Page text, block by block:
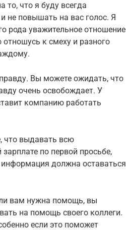
что я буду всегда
не повышать на вас голос. Я
рода уважительное отношение
к смеху и разного
Вы можете ожидать, что
очень освобождает. У
компанию работать
что выдавать всю
по первой просьбе,
должна оставаться
вам нужна помощь, вы
на помощь своего коллеги.
если это поможет